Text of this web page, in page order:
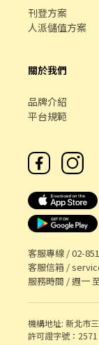
刊登方案
人派儲值方案
關於我們
品牌介紹
平台規範
客服專線 /02-
客服信箱 /
服務時間 / 週一
機構地址: 新北市
許可證字號：2571